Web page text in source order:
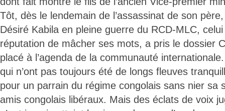
Tôt, dès le lendemain de l’assassinat de son
Désiré Kabila en pleine guerre du RCD-MLC,
réputation de mâcher ses mots, a pris le dossier
placé à l’agenda de la communauté
qui n’ont pas toujours été de longs fleuves
pour un parrain du régime congolais sans nier sa
amis congolais libéraux. Mais des éclats de voix